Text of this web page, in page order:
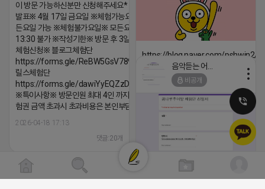
이 방문 가능하신분만 신청해주세요* ※체험단
발표※ 4월 17일 금요일 ※체험가능요일※ 모
든요일 가능 ※체험불가요일※ 모든요일 12 ~
13:30 불가 ※작성기한※ 방문 후 3일 이내 ※
체험신청※ 블로그체험단
https://forms.gle/ReBW5GsV789ur2Pz6
릴스체험단
https://forms.gle/dawiYyEQZzDdqf8W8
※특이사항※ 방문인원 최대 4인 까지 가능 체
험권 금액 초과시 초과비용은 본인부담입니다.
2026-04-18 17:13
댓글:20개
https://blog.naver.com/pshwin2/
2026-04-18 17:12
댓글:20개
비공개
[남양주/화도읍] 마석역 바로앞 넓은 매
라이빗한룸 물닭갈비, 삼계탕, 추어탕 맛